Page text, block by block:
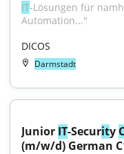
IT-Lösungen für
Automation..."
DICOS
Darmstadt
Junior IT-Security
(m/w/d) German